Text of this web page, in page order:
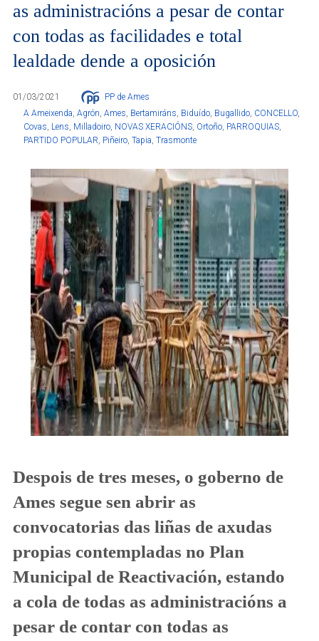
as administracións a pesar de contar
con todas as facilidades e total
lealdade dende a oposición
01/03/2021
PP de Ames
A Ameixenda, Agrón, Ames, Bertamiráns, Biduído, Bugallido, CONCELLO,
Covas, Lens, Milladoiro, NOVAS XERACIÓNS, Ortoño, PARROQUIAS,
PARTIDO POPULAR, Piñeiro, Tapia, Trasmonte
Despois de tres meses, o goberno de
Ames segue sen abrir as
convocatorias das liñas de axudas
propias contempladas no Plan
Municipal de Reactivación, estando
a cola de todas as administracións a
pesar de contar con todas as